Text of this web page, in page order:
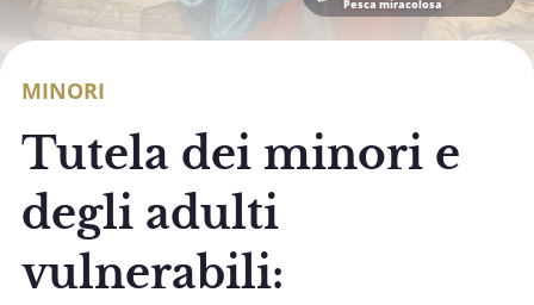
Pesca miracolosa
MINORI
Tutela dei minori e
degli adulti
vulnerabili: